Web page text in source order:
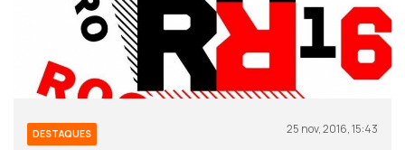
DESTAQUES 25 nov, 2016, 15:43